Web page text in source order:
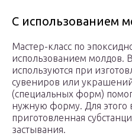
С использованием
Мастер-класс по
использованием молдов.
используются при
сувениров или
(специальных форм)
нужную форму. Для этого
приготовленная
застывания.